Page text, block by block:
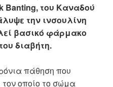
Banting, του Καναδού
την ινσουλίνη
βασικό φάρμακο
διαβήτη.
πάθηση που
οποίο το σώμα